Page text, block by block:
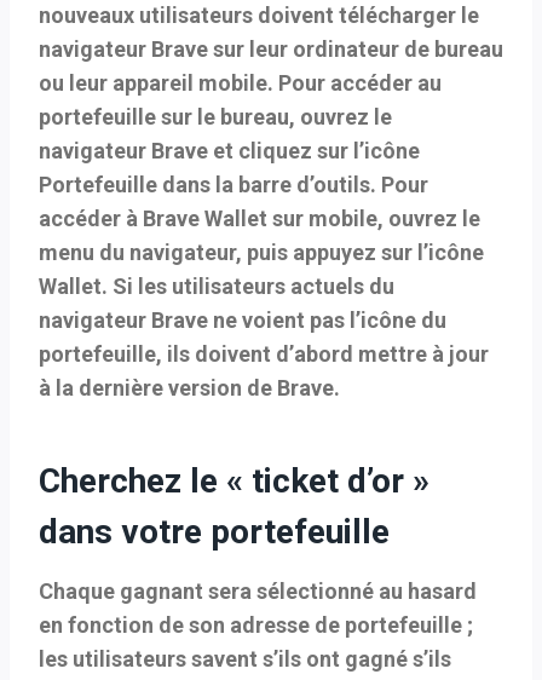
nouveaux utilisateurs doivent télécharger le
navigateur Brave sur leur ordinateur de bureau
ou leur appareil mobile. Pour accéder au
portefeuille sur le bureau, ouvrez le
navigateur Brave et cliquez sur l’icône
Portefeuille dans la barre d’outils. Pour
accéder à Brave Wallet sur mobile, ouvrez le
menu du navigateur, puis appuyez sur l’icône
Wallet. Si les utilisateurs actuels du
navigateur Brave ne voient pas l’icône du
portefeuille, ils doivent d’abord mettre à jour
à la dernière version de Brave.
Cherchez le « ticket d’or »
dans votre portefeuille
Chaque gagnant sera sélectionné au hasard
en fonction de son adresse de portefeuille ;
les utilisateurs savent s’ils ont gagné s’ils